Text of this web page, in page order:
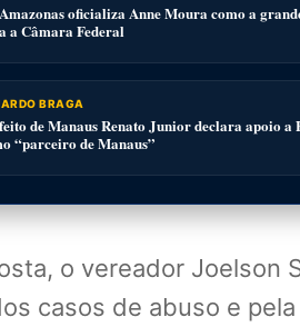
oficializa Anne Moura como a
a Câmara Federal
BRAGA
de Manaus Renato Junior declara apoio a
“parceiro de Manaus”
o vereador Joelson
casos de abuso e